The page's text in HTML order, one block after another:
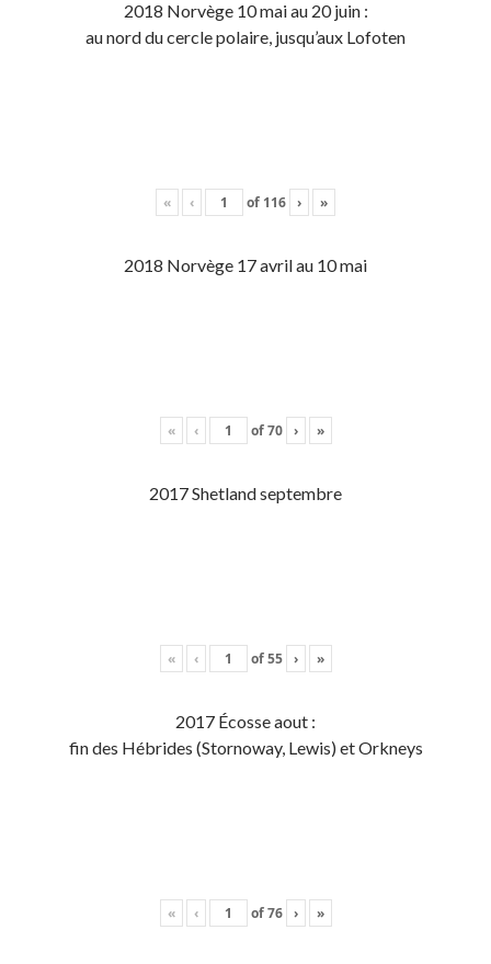
2018 Norvège 10 mai au 20 juin :
au nord du cercle polaire, jusqu’aux Lofoten
« ‹ of 116 › »
2018 Norvège 17 avril au 10 mai
« ‹ of70 › »
2017 Shetland septembre
« ‹ of55 › »
2017 Écosse aout :
fin des Hébrides (Stornoway, Lewis) et Orkneys
« ‹ of76 › »